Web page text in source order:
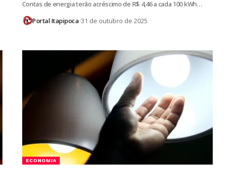
Contas de energia terão acréscimo de R$ 4,46 a cada 100 kWh…
Portal Itapipoca 31 de outubro de 2025
ECONOMIA